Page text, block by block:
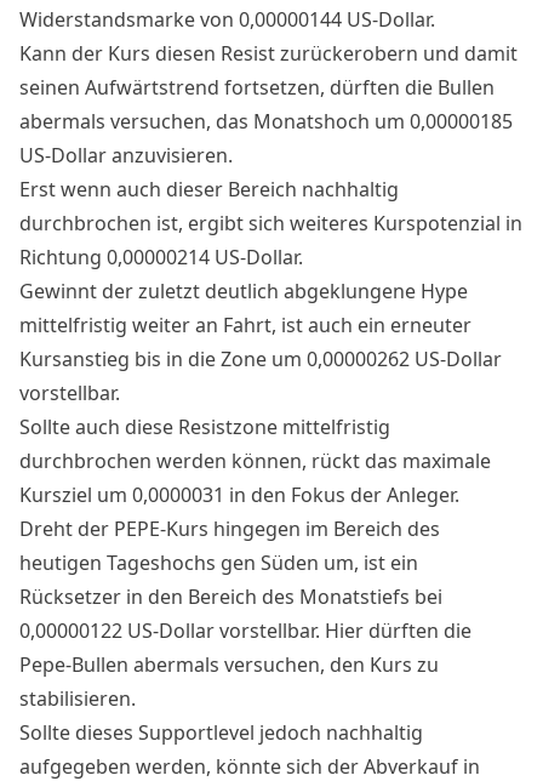
Widerstandsmarke von 0,00000144 US-Dollar.
Kann der Kurs diesen Resist zurückerobern und damit
seinen Aufwärtstrend fortsetzen, dürften die Bullen
abermals versuchen, das Monatshoch um 0,00000185
US-Dollar anzuvisieren.
Erst wenn auch dieser Bereich nachhaltig
durchbrochen ist, ergibt sich weiteres Kurspotenzial in
Richtung 0,00000214 US-Dollar.
Gewinnt der zuletzt deutlich abgeklungene Hype
mittelfristig weiter an Fahrt, ist auch ein erneuter
Kursanstieg bis in die Zone um 0,00000262 US-Dollar
vorstellbar.
Sollte auch diese Resistzone mittelfristig
durchbrochen werden können, rückt das maximale
Kursziel um 0,0000031 in den Fokus der Anleger.
Dreht der PEPE-Kurs hingegen im Bereich des
heutigen Tageshochs gen Süden um, ist ein
Rücksetzer in den Bereich des Monatstiefs bei
0,00000122 US-Dollar vorstellbar. Hier dürften die
Pepe-Bullen abermals versuchen, den Kurs zu
stabilisieren.
Sollte dieses Supportlevel jedoch nachhaltig
aufgegeben werden, könnte sich der Abverkauf in